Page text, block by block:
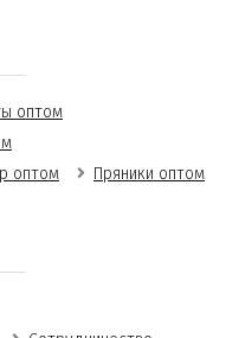
оптом
оптом Пряники оптом